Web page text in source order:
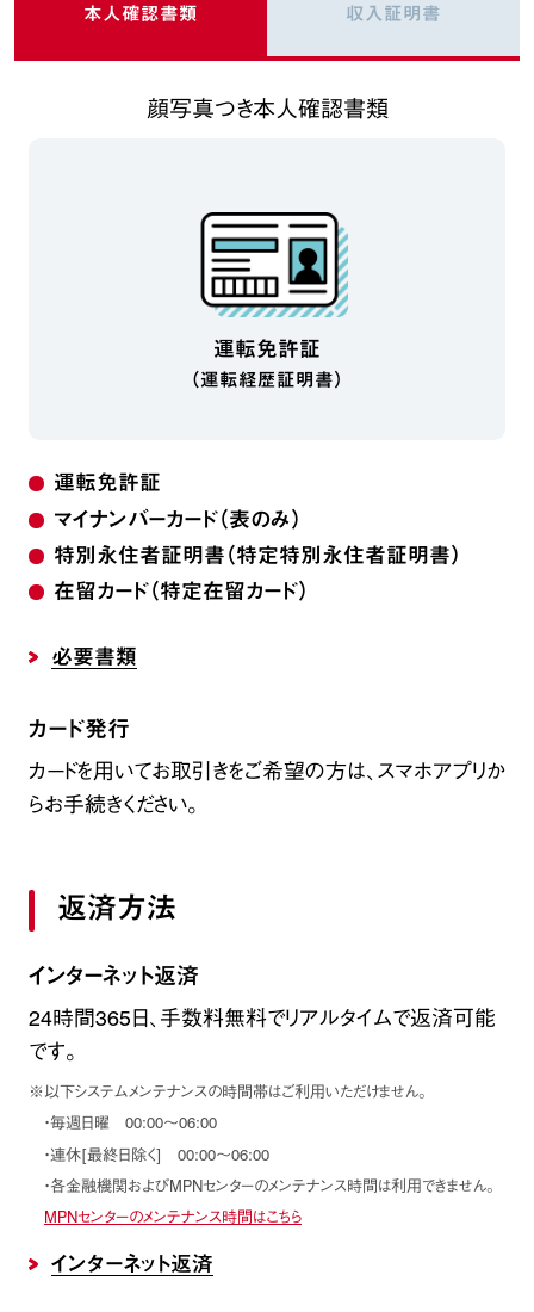
本人確認書類 収入証明書
顔写真つき本人確認書類
運転免許証
（運転経歴証明書）
運転免許証
マイナンバーカード（表のみ）
特別永住者証明書 （特定特別永住者証明書）
在留カード（特定在留カード）
必要書類
カード発行
カードを用いてお取引きをご希望の方は、スマホアプリか
らお手続きください。
返済方法
インターネット返済
24時間365日、手数料無料でリアルタイムで返済可能
です。
※以下システムメンテナンスの時間帯はご利用いただけません。
・毎週日曜 00:00～06:00
・連休[最終日除く] 00:00～06:00
・各金融機関およびMPNセンターのメンテナンス時間は利用できません。
MPNセンターのメンテナンス時間はこちら
インターネット返済